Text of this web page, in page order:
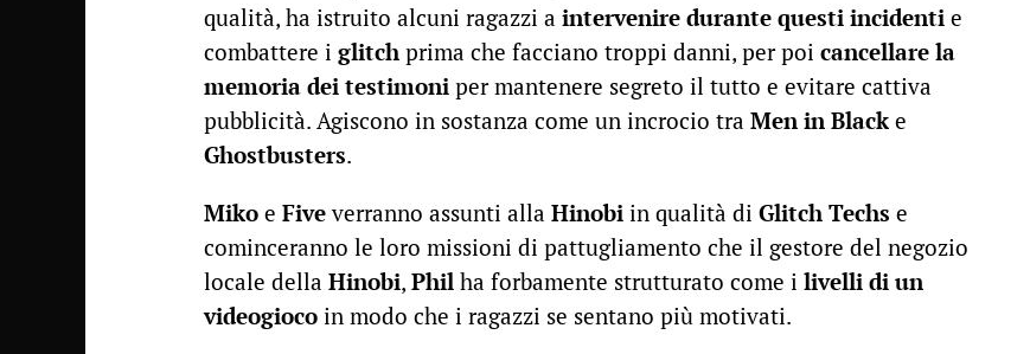
qualità, ha istruito alcuni ragazzi a intervenire durante questi incidenti e
combattere i glitch prima che facciano troppi danni, per poi cancellare la
memoria dei testimoni per mantenere segreto il tutto e evitare cattiva
pubblicità. Agiscono in sostanza come un incrocio tra Men in Black e
Ghostbusters.
Miko e Fiveverranno assunti alla Hinobi in qualità di Glitch Techs e
cominceranno le loro missioni di pattugliamento che il gestore del negozio
locale della Hinobi, Phil ha forbamente strutturato come i livelli di un
videogioco in modo che i ragazzi se sentano più motivati.